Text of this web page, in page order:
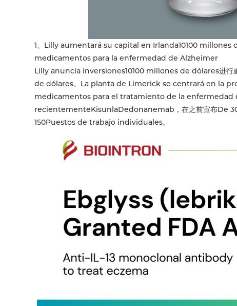
1、Lilly aumentará su capital en Irlanda10100
medicamentos para la enfermedad de Alzheimer
Lilly anuncia inversiones10100 millones de dólares进
de dólares。La planta de Limerick se centrará en la
medicamentos para el tratamiento de la enfermedad
recientementeKisunlaDedonanemab，在之前宣布De
150Puestos de trabajo individuales。